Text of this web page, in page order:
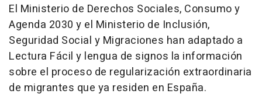
El Ministerio de Derechos Sociales, Consumo y
Agenda 2030 y el Ministerio de Inclusión,
Seguridad Social y Migraciones han adaptado a
Lectura Fácil y lengua de signos la información
sobre el proceso de regularización extraordinaria
de migrantes que ya residen en España.